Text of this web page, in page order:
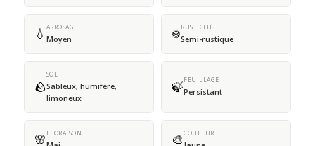
💧 ARROSAGE
Moyen ❄️RUSTICITÉ
Semi-rustique
🪨
SOL
Sableux, humifère,
limoneux
🍃FEUILLAGE
Persistant
🌸 FLORAISON 🎨COULEUR